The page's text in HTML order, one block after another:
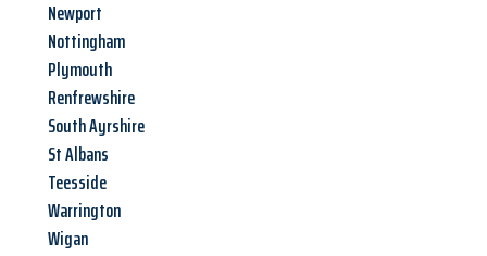
Newport
Nottingham
Plymouth
Renfrewshire
South Ayrshire
St Albans
Teesside
Warrington
Wigan